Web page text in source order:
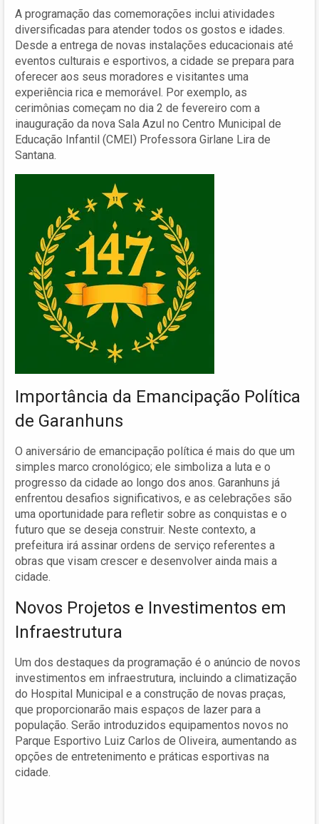
A programação das comemorações inclui atividades
diversificadas para atender todos os gostos e idades.
Desde a entrega de novas instalações educacionais até
eventos culturais e esportivos, a cidade se prepara para
oferecer aos seus moradores e visitantes uma
experiência rica e memorável. Por exemplo, as
cerimônias começam no dia 2 de fevereiro com a
inauguração da nova Sala Azul no Centro Municipal de
Educação Infantil (CMEI) Professora Girlane Lira de
Santana.
Importância da Emancipação Política
de Garanhuns
O aniversário de emancipação política é mais do que um
simples marco cronológico; ele simboliza a luta e o
progresso da cidade ao longo dos anos. Garanhuns já
enfrentou desafios significativos, e as celebrações são
uma oportunidade para refletir sobre as conquistas e o
futuro que se deseja construir. Neste contexto, a
prefeitura irá assinar ordens de serviço referentes a
obras que visam crescer e desenvolver ainda mais a
cidade.
Novos Projetos e Investimentos em
Infraestrutura
Um dos destaques da programação é o anúncio de novos
investimentos em infraestrutura, incluindo a climatização
do Hospital Municipal e a construção de novas praças,
que proporcionarão mais espaços de lazer para a
população. Serão introduzidos equipamentos novos no
Parque Esportivo Luiz Carlos de Oliveira, aumentando as
opções de entretenimento e práticas esportivas na
cidade.